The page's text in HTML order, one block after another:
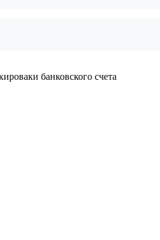
банковского счета